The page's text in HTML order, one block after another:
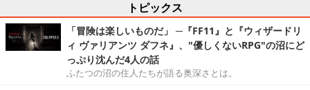
トピックス
「冒険は楽しいものだ」 ─『FF11』と『ウィザードリ
ィ ヴァリアンツ ダフネ』、"優しくないRPG"の沼にど
っぷり沈んだ4人の話
ふたつの沼の住人たちが語る奥深さとは。